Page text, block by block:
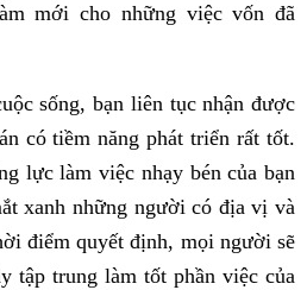
mới cho những việc vốn đã
sống, bạn liên tục nhận được
có tiềm năng phát triển rất tốt.
lực làm việc nhạy bén của bạn
xanh những người có địa vị và
điểm quyết định, mọi người sẽ
tập trung làm tốt phần việc của